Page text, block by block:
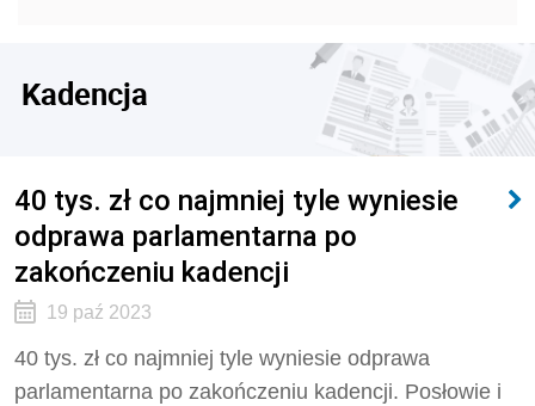
Kadencja
40 tys. zł co najmniej tyle wyniesie
odprawa parlamentarna po
zakończeniu kadencji
19 paź 2023
40 tys. zł co najmniej tyle wyniesie odprawa
parlamentarna po zakończeniu kadencji. Posłowie i